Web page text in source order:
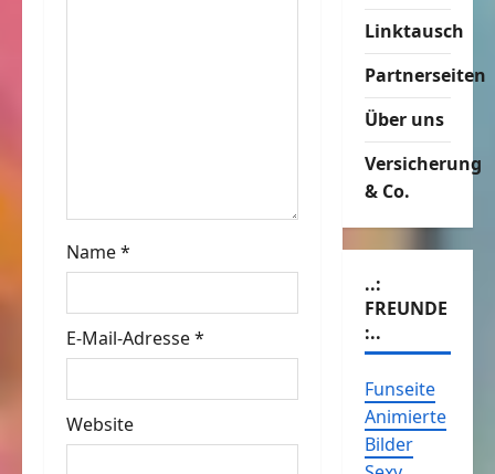
o
n
Name*
E-Mail-Adresse*
Website
Linktausch
Partnerseiten
Über uns
Versicherung
& Co.
..:
FREUNDE
:..
Funseite
Animierte
Bilder